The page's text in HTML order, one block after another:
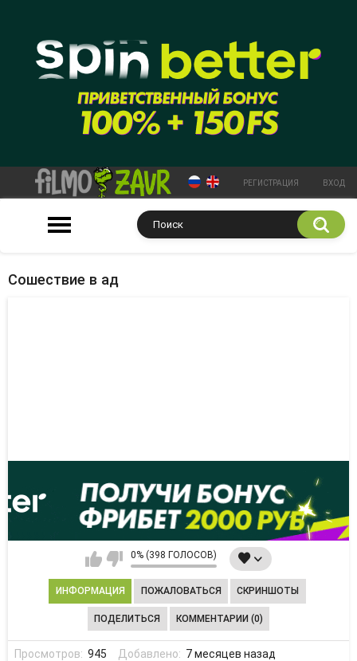
РЕГИСТРАЦИЯ ВХОД
Сошествие в ад
0% (398 ГОЛОСОВ)
ИНФОРМАЦИЯ ПОЖАЛОВАТЬСЯ СКРИНШОТЫ
ПОДЕЛИТЬСЯ КОММЕНТАРИИ (0)
Просмотров: 945 Добавлено: 7 месяцев назад